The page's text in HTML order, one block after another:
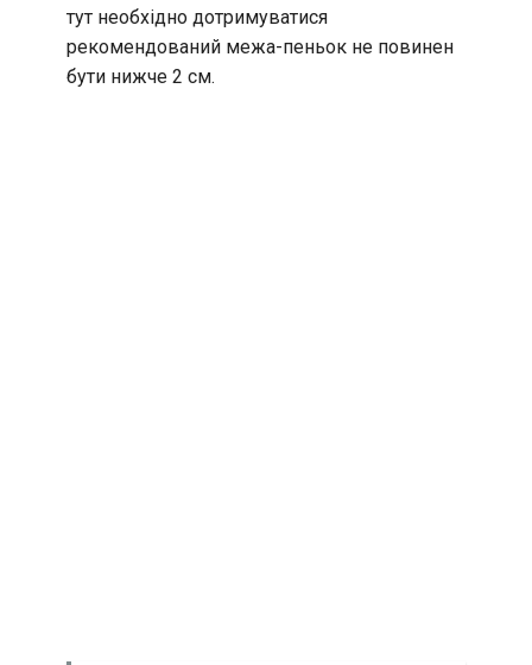
тут необхідно дотримуватися
рекомендований межа-пеньок не повинен
бути нижче 2 см.